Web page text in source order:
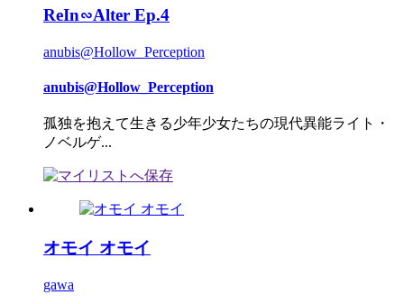
ReIn∽Alter Ep.4
anubis@Hollow_Perception
anubis@Hollow_Perception
孤独を抱えて生きる少年少女たちの現代異能ライト・
ノベルゲ...
オモイ オモイ
gawa